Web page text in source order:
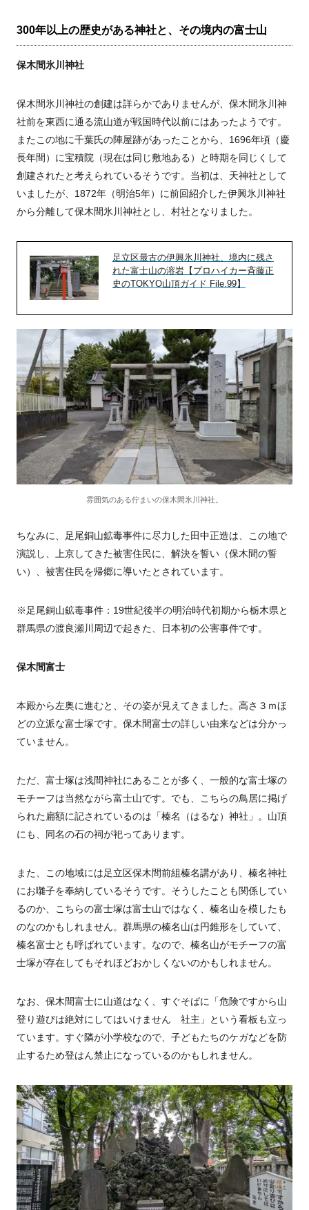
300年以上の歴史がある神社と、その境内の富士山
保木間氷川神社
保木間氷川神社の創建は詳らかでありませんが、保木間氷川神
社前を東西に通る流山道が戦国時代以前にはあったようです。
またこの地に千葉氏の陣屋跡があったことから、1696年頃（慶
長年間）に宝積院（現在は同じ敷地ある）と時期を同じくして
創建されたと考えられているそうです。当初は、天神社として
いましたが、1872年（明治5年）に前回紹介した伊興氷川神社
から分離して保木間氷川神社とし、村社となりました。
足立区最古の伊興氷川神社、境内に残さ
れた富士山の溶岩【プロハイカー斉藤正
史のTOKYO山頂ガイド File.99】
雰囲気のある佇まいの保木間氷川神社。
ちなみに、足尾銅山鉱毒事件に尽力した田中正造は、この地で
演説し、上京してきた被害住民に、解決を誓い（保木間の誓
い）、被害住民を帰郷に導いたとされています。
※足尾銅山鉱毒事件：19世紀後半の明治時代初期から栃木県と
群馬県の渡良瀬川周辺で起きた、日本初の公害事件です。
保木間富士
本殿から左奥に進むと、その姿が見えてきました。高さ３ｍほ
どの立派な富士塚です。保木間富士の詳しい由来などは分かっ
ていません。
ただ、富士塚は浅間神社にあることが多く、一般的な富士塚の
モチーフは当然ながら富士山です。でも、こちらの鳥居に掲げ
られた扁額に記されているのは「榛名（はるな）神社」。山頂
にも、同名の石の祠が祀ってあります。
また、この地域には足立区保木間前組榛名講があり、榛名神社
にお囃子を奉納しているそうです。そうしたことも関係してい
るのか、こちらの富士塚は富士山ではなく、榛名山を模したも
のなのかもしれません。群馬県の榛名山は円錐形をしていて、
榛名富士とも呼ばれています。なので、榛名山がモチーフの富
士塚が存在してもそれほどおかしくないのかもしれません。
なお、保木間富士に山道はなく、すぐそばに「危険ですから山
登り遊びは絶対にしてはいけません 社主」という看板も立っ
ています。すぐ隣が小学校なので、子どもたちのケガなどを防
止するため登はん禁止になっているのかもしれません。